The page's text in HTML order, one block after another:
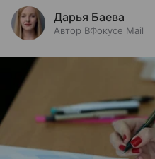
Дарья Баева
Автор ВФокусе Mail